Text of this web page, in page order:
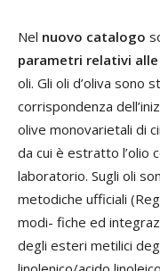
Nel nuovo catalogo
parametri relativi
oli. Gli oli d’oliva sono
corrispondenza
olive monovarietali di
da cui è estratto l’olio
laboratorio. Sugli oli
metodiche ufficiali
modi- fiche ed
degli esteri metilici